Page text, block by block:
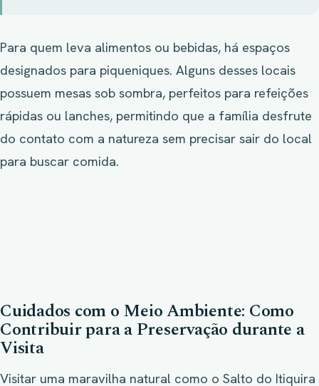
Para quem leva alimentos ou bebidas, há espaços
designados para piqueniques. Alguns desses locais
possuem mesas sob sombra, perfeitos para refeições
rápidas ou lanches, permitindo que a família desfrute
do contato com a natureza sem precisar sair do local
para buscar comida.
Cuidados com o Meio Ambiente: Como
Contribuir para a Preservação durante a
Visita
Visitar uma maravilha natural como o Salto do Itiquira